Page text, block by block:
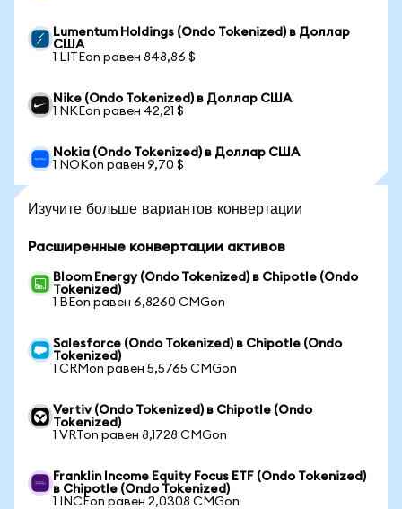
Lumentum Holdings (Ondo Tokenized) в Доллар
США
1 LITEon равен 848,86 $
Nike (Ondo Tokenized) в Доллар США
1 NKEon равен 42,21 $
Nokia (Ondo Tokenized) в Доллар США
1 NOKon равен 9,70 $
Изучите больше вариантов конвертации
Расширенные конвертации активов
Bloom Energy (Ondo Tokenized) в Chipotle (Ondo
Tokenized)
1 BEon равен 6,8260 CMGon
Salesforce (Ondo Tokenized) в Chipotle (Ondo
Tokenized)
1 CRMon равен 5,5765 CMGon
Vertiv (Ondo Tokenized) в Chipotle (Ondo
Tokenized)
1 VRTon равен 8,1728 CMGon
Franklin Income Equity Focus ETF (Ondo Tokenized)
в Chipotle (Ondo Tokenized)
1 INCEon равен 2,0308 CMGon